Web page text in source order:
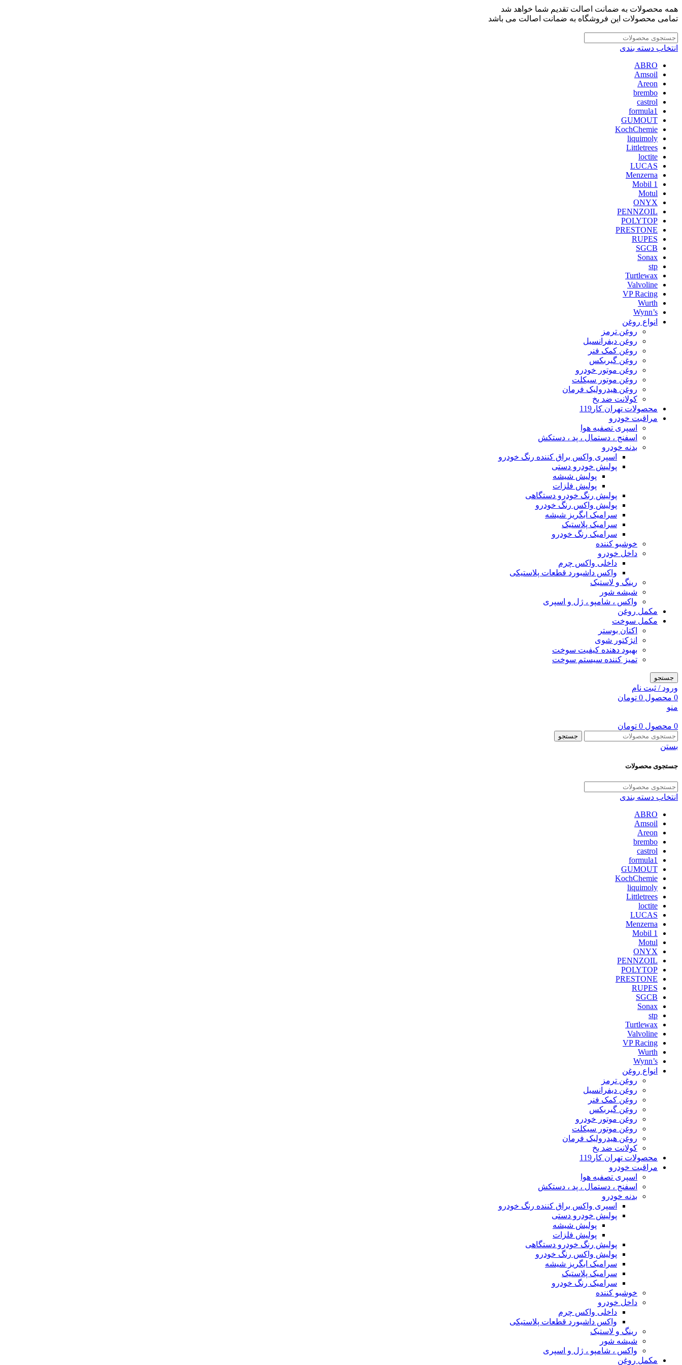
همه محصولات به ضمانت اصالت تقدیم شما خواهد شد
تمامی محصولات این فروشگاه به ضمانت اصالت می باشد
انتخاب دسته بندی
ABRO
Amsoil
Areon
brembo
castrol
formula1
GUMOUT
KochChemie
liquimoly
Littletrees
loctite
LUCAS
Menzerna
Mobil 1
Motul
ONYX
PENNZOIL
POLYTOP
PRESTONE
RUPES
SGCB
Sonax
stp
Turtlewax
Valvoline
VP Racing
Wurth
Wynn’s
انواع روغن
روغن ترمز
روغن دیفرانسیل
روغن کمک فنر
روغن گیربکس
روغن موتور خودرو
روغن موتور سیکلت
روغن هیدرولیک فرمان
کولانت ضد یخ
محصولات تهران کار119
مراقبت خودرو
اسپری تصفیه هوا
اسفنج ، دستمال ، پد ، دستکش
بدنه خودرو
اسپری واکس براق کننده رنگ خودرو
پولیش خودرو دستی
پولیش شیشه
پولیش فلزات
پولیش رنگ خودرو دستگاهی
پولیش واکس رنگ خودرو
سرامیک ابگریز شیشه
سرامیک پلاستیک
سرامیک رنگ خودرو
خوشبو کننده
داخل خودرو
داخلی واکس چرم
واکس داشبورد قطعات پلاستیکی
رینگ و لاستیک
شیشه شور
واکس ، شامپو ، ژل و اسپری
مکمل روغن
مکمل سوخت
اکتان بوستر
انژکتور شوی
بهبود دهنده کیفیت سوخت
تمیز کننده سیستم سوخت
جستجو
ورود / ثبت نام
0 محصول 0 تومان
منو
0 محصول 0 تومان
جستجو
بستن
جستجوی محصولات
انتخاب دسته بندی
ABRO
Amsoil
Areon
brembo
castrol
formula1
GUMOUT
KochChemie
liquimoly
Littletrees
loctite
LUCAS
Menzerna
Mobil 1
Motul
ONYX
PENNZOIL
POLYTOP
PRESTONE
RUPES
SGCB
Sonax
stp
Turtlewax
Valvoline
VP Racing
Wurth
Wynn’s
انواع روغن
روغن ترمز
روغن دیفرانسیل
روغن کمک فنر
روغن گیربکس
روغن موتور خودرو
روغن موتور سیکلت
روغن هیدرولیک فرمان
کولانت ضد یخ
محصولات تهران کار119
مراقبت خودرو
اسپری تصفیه هوا
اسفنج ، دستمال ، پد ، دستکش
بدنه خودرو
اسپری واکس براق کننده رنگ خودرو
پولیش خودرو دستی
پولیش شیشه
پولیش فلزات
پولیش رنگ خودرو دستگاهی
پولیش واکس رنگ خودرو
سرامیک ابگریز شیشه
سرامیک پلاستیک
سرامیک رنگ خودرو
خوشبو کننده
داخل خودرو
داخلی واکس چرم
واکس داشبورد قطعات پلاستیکی
رینگ و لاستیک
شیشه شور
واکس ، شامپو ، ژل و اسپری
مکمل روغن